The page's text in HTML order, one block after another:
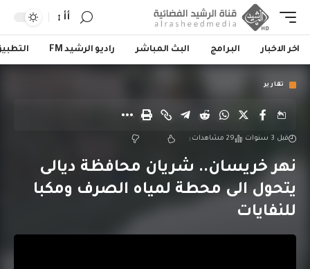
أأ
اخر الاخبار البرامج البث المباشر راديو الرشيد FM
تقارير
قبل 3 سنوات 29 مشاهدات
نهر خريسان.. شريان محافظة ديالى
يتحول الى محطة لمياه الصرف ومكبا
للنفايات